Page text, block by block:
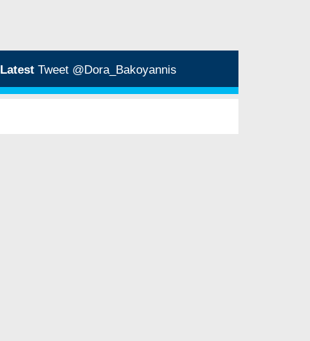
Latest Tweet @Dora_Bakoyannis